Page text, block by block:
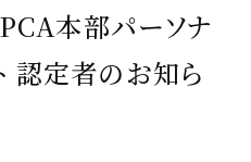
本部パーソナ
認定者のお知ら